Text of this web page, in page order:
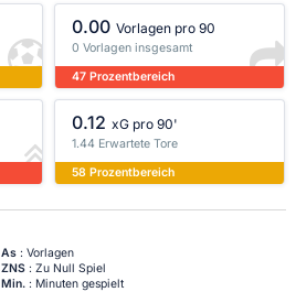
0.00 Vorlagen pro 90
0 Vorlagen insgesamt
47 Prozentbereich
0.12 xG pro 90'
1.44 Erwartete Tore
58 Prozentbereich
As: Vorlagen
ZNS: Zu Null Spiel
Min.: Minuten gespielt